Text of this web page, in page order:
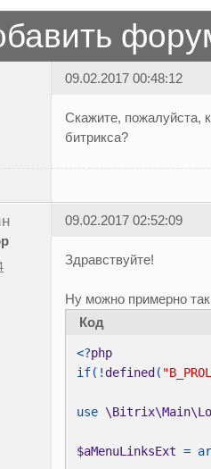
09.02.2017 00:48:12
Скажите, пожалуйста,
битрикса?
09.02.2017 02:52:09
Здравствуйте!
Ну можно примерно
Код
<?
if(! defined (
use
$aMenuLinksExt